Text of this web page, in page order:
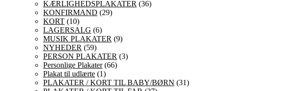
KÆRLIGHEDSPLAKATER (36)
KONFIRMAND (29)
KORT (10)
LAGERSALG (6)
MUSIK PLAKATER (9)
NYHEDER (59)
PERSON PLAKATER (3)
Personlige Plakater(66)
Plakat til udlærte (1)
PLAKATER / KORT TIL BABY/BØRN (31)